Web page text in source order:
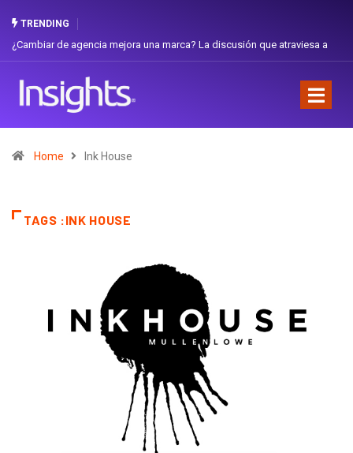
TRENDING
¿Cambiar de agencia mejora una marca? La discusión que atraviesa a
Home Ink House
TAGS :INK HOUSE